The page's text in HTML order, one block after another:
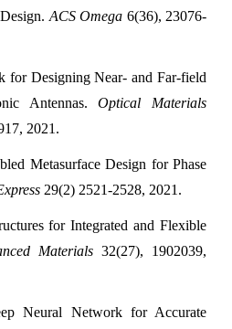
ACS Omega 6(36), 23076-
for Designing Near- and Far-field
Antennas.Optical Materials
2021.
Metasurface Design for Phase
29(2) 2521-2528, 2021.
for Integrated and Flexible
Materials 32(27), 1902039,
Neural Network for Accurate